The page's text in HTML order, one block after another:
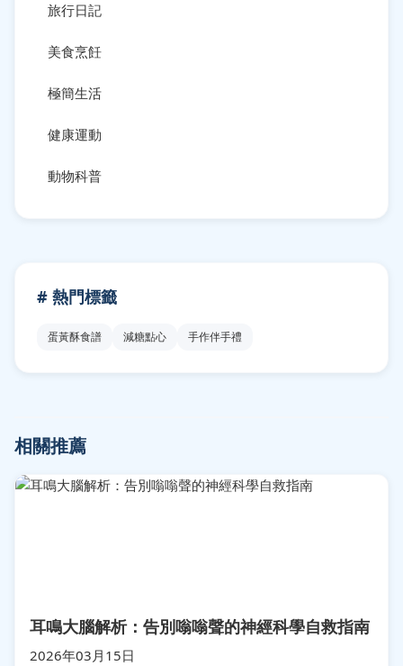
旅行日記
美食烹飪
極簡生活
健康運動
動物科普
# 熱門標籤
蛋黃酥食譜 減糖點心 手作伴手禮
相關推薦
耳鳴大腦解析：告別嗡嗡聲的神經科學自救指南
2026年03月15日